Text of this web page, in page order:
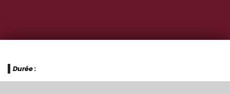
Durée :